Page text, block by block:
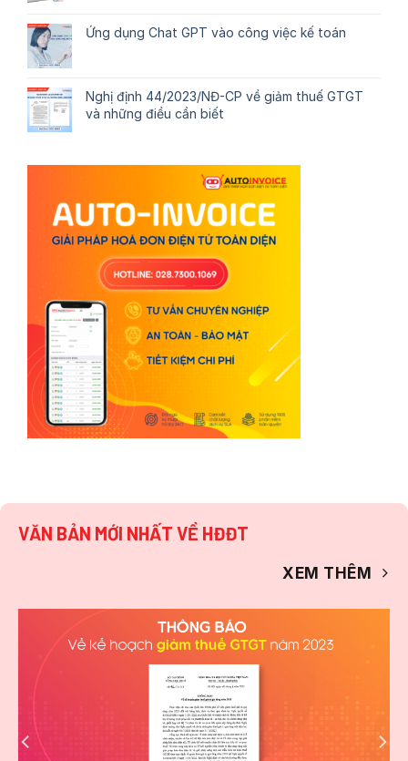
Ứng dụng Chat GPT vào công việc kế toán
Nghị định 44/2023/NĐ-CP về giảm thuế GTGT
và những điều cần biết
VĂN BẢN MỚI NHẤT VỀ HĐĐT
XEM THÊM